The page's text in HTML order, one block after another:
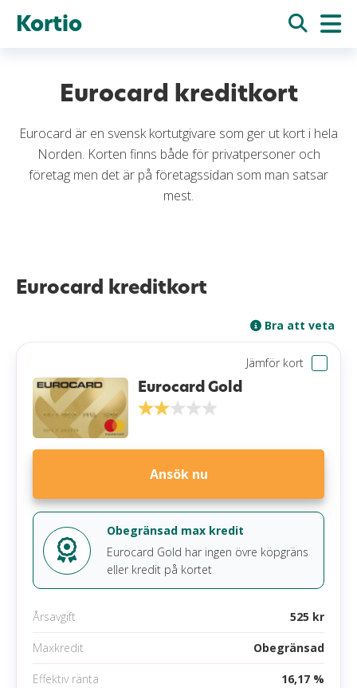
Kortio
Eurocard kreditkort
Eurocard är en svensk kortutgivare som ger ut kort i hela
Norden. Korten finns både för privatpersoner och
företag men det är på företagssidan som man satsar
mest.
Eurocard kreditkort
Bra att veta
Jämför kort
Eurocard Gold
Ansök nu
Obegränsad max kredit
Eurocard Gold har ingen övre köpgräns
eller kredit på kortet
Årsavgift 525 kr
Maxkredit Obegränsad
Effektiv ränta 16,17 %